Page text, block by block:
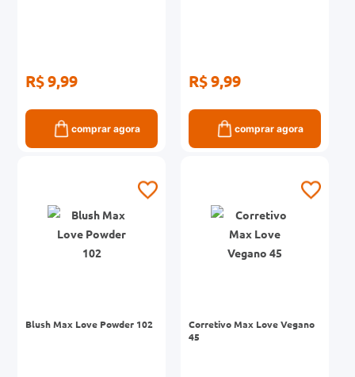
R$ 9,99
comprar agora
R$ 9,99
comprar agora
Blush Max Love Powder 102
Corretivo Max Love Vegano
45